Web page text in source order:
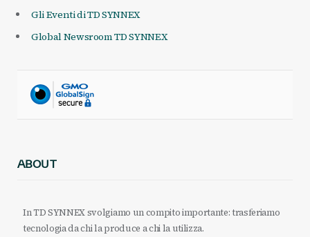
Gli Eventi di TD SYNNEX
Global Newsroom TD SYNNEX
ABOUT
In TD SYNNEX svolgiamo un compito importante: trasferiamo
tecnologia da chi la produce a chi la utilizza.